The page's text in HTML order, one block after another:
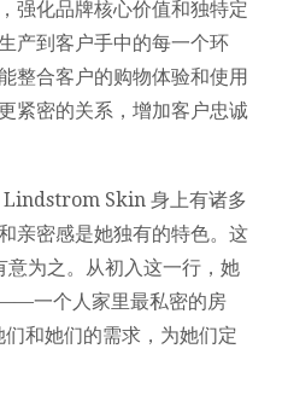
强化品牌核心价值和独特定
产到客户手中的每一个环
整合客户的购物体验和使用
紧密的关系，增加客户忠诚
Skin 身上有诸多
亲密感是她独有的特色。这
为之。从初入这一行，她
一个人家里最私密的房
和她们的需求，为她们定